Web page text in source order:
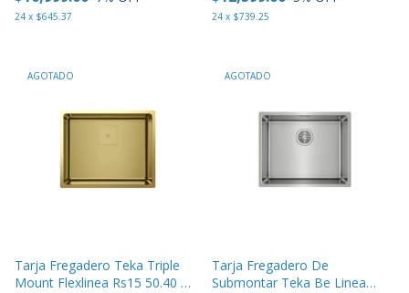
24 x $645.37 24 x $739.25
AGOTADO
Tarja Fregadero Teka Triple
Mount Flexlinea Rs15 50.40 Sq
AGOTADO
Tarja Fregadero De
Submontar Teka Be Linea